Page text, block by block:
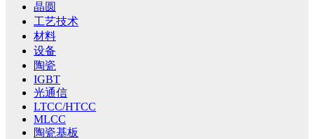
晶圆
工艺技术
材料
设备
陶瓷
IGBT
光通信
LTCC/HTCC
MLCC
陶瓷基板